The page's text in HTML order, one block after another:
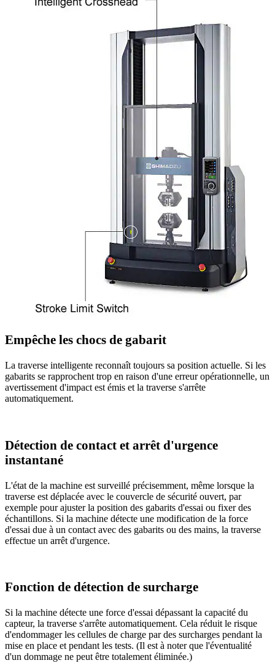
Empêche les chocs de gabarit
La traverse intelligente reconnaît toujours sa position actuelle. Si les
gabarits se rapprochent trop en raison d'une erreur opérationnelle, un
avertissement d'impact est émis et la traverse s'arrête
automatiquement.
Détection de contact et arrêt d'urgence
instantané
L'état de la machine est surveillé précisemment, même lorsque la
traverse est déplacée avec le couvercle de sécurité ouvert, par
exemple pour ajuster la position des gabarits d'essai ou fixer des
échantillons. Si la machine détecte une modification de la force
d'essai due à un contact avec des gabarits ou des mains, la traverse
effectue un arrêt d'urgence.
Fonction de détection de surcharge
Si la machine détecte une force d'essai dépassant la capacité du
capteur, la traverse s'arrête automatiquement. Cela réduit le risque
d'endommager les cellules de charge par des surcharges pendant la
mise en place et pendant les tests. (Il est à noter que l'éventualité
d'un dommage ne peut être totalement éliminée.)